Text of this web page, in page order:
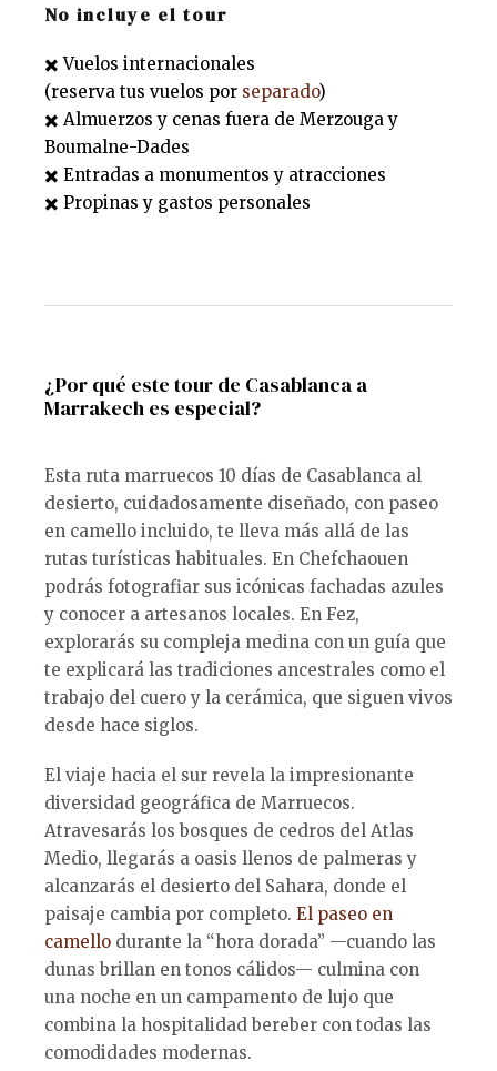
No incluye el tour
✖️ Vuelos internacionales
(reserva tus vuelos por separado)
✖️ Almuerzos y cenas fuera de Merzouga y
Boumalne-Dades
✖️ Entradas a monumentos y atracciones
✖️ Propinas y gastos personales
¿Por qué este tour de Casablanca a
Marrakech es especial?
Esta ruta marruecos 10 días de Casablanca al
desierto, cuidadosamente diseñado, con paseo
en camello incluido, te lleva más allá de las
rutas turísticas habituales. En Chefchaouen
podrás fotografiar sus icónicas fachadas azules
y conocer a artesanos locales. En Fez,
explorarás su compleja medina con un guía que
te explicará las tradiciones ancestrales como el
trabajo del cuero y la cerámica, que siguen vivos
desde hace siglos.
El viaje hacia el sur revela la impresionante
diversidad geográfica de Marruecos.
Atravesarás los bosques de cedros del Atlas
Medio, llegarás a oasis llenos de palmeras y
alcanzarás el desierto del Sahara, donde el
paisaje cambia por completo. El paseo en
camello durante la “hora dorada” —cuando las
dunas brillan en tonos cálidos— culmina con
una noche en un campamento de lujo que
combina la hospitalidad bereber con todas las
comodidades modernas.